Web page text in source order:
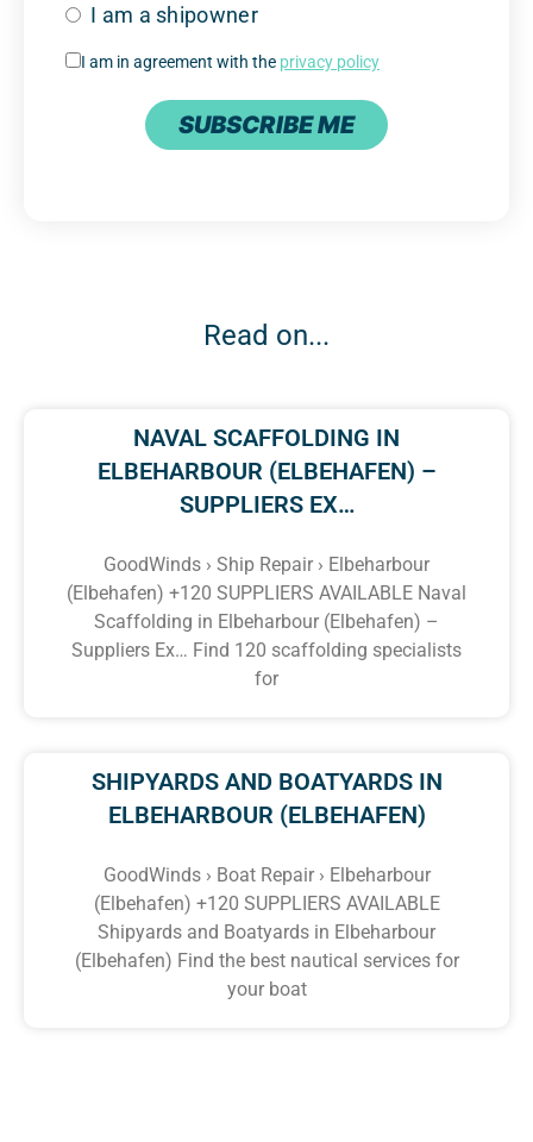
I am a shipowner
I am in agreement with the privacy policy
SUBSCRIBE ME
Read on...
NAVAL SCAFFOLDING IN
ELBEHARBOUR (ELBEHAFEN) –
SUPPLIERS EX…
GoodWinds › Ship Repair › Elbeharbour
(Elbehafen) +120 SUPPLIERS AVAILABLE Naval
Scaffolding in Elbeharbour (Elbehafen) –
Suppliers Ex… Find 120 scaffolding specialists
for
SHIPYARDS AND BOATYARDS IN
ELBEHARBOUR (ELBEHAFEN)
GoodWinds › Boat Repair › Elbeharbour
(Elbehafen) +120 SUPPLIERS AVAILABLE
Shipyards and Boatyards in Elbeharbour
(Elbehafen) Find the best nautical services for
your boat